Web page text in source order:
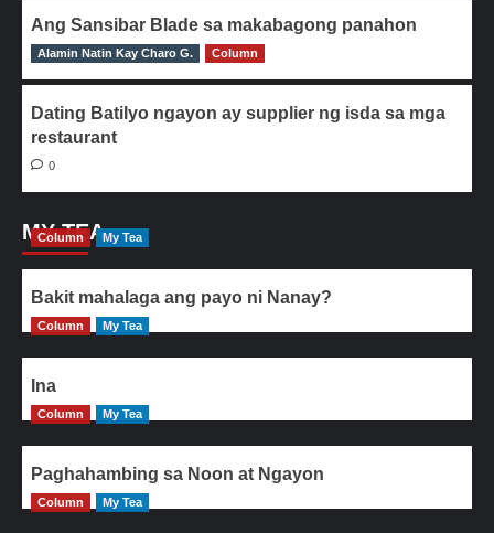
Ang Sansibar Blade sa makabagong panahon
0
Alamin Natin Kay Charo G. Column
Dating Batilyo ngayon ay supplier ng isda sa mga
restaurant
0
MY TEA
Column My Tea
Bakit mahalaga ang payo ni Nanay?
Column My Tea
Ina
Column My Tea
Paghahambing sa Noon at Ngayon
Column My Tea